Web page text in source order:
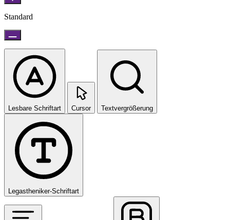
Standard
Lesbare Schriftart Cursor Textvergrößerung
Legastheniker-Schriftart